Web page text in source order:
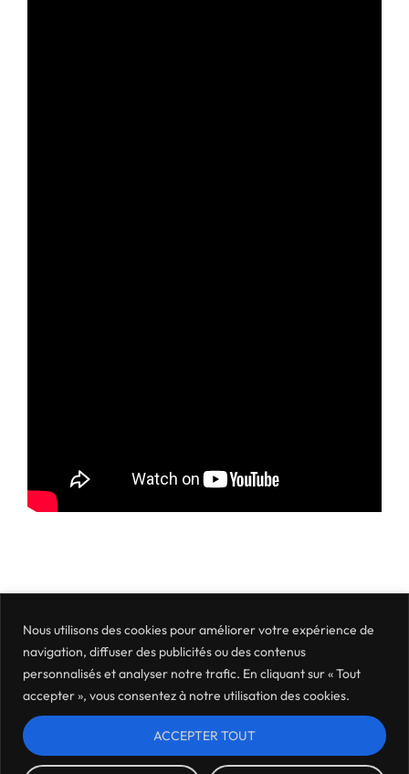
Nous utilisons des cookies pour améliorer votre expérience de
navigation, diffuser des publicités ou des contenus
personnalisés et analyser notre trafic. En cliquant sur « Tout
accepter », vous consentez à notre utilisation des cookies.
ACCEPTER TOUT